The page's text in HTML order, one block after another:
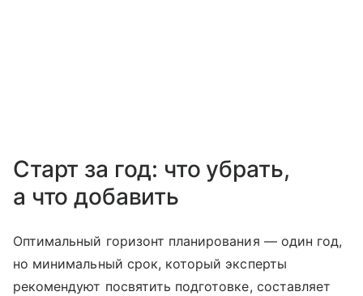
Старт за год: что убрать,
а что добавить
Оптимальный горизонт планирования — один год,
но минимальный срок, который эксперты
рекомендуют посвятить подготовке, составляет